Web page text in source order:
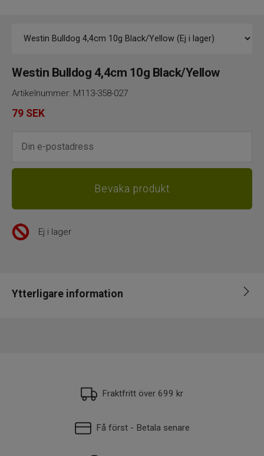
Westin Bulldog 4,4cm 10g Black/Yellow
Artikelnummer: M113-358-027
79 SEK
Ej i lager
Ytterligare information
Fraktfritt över 699 kr
Få först - Betala senare